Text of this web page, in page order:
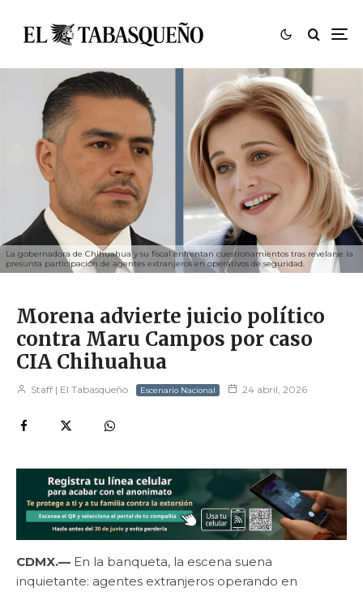
La gobernadora de Chihuahua y su fiscal enfrentan cuestionamientos tras revelarse la
presunta participación de agentes extranjeros en operativos de seguridad.
Morena advierte juicio político
contra Maru Campos por caso
CIA Chihuahua
Staff | El Tabasqueño Escenario Nacional 24 abril, 2026
CDMX.— En la banqueta, la escena suena
inquietante: agentes extranjeros operando en